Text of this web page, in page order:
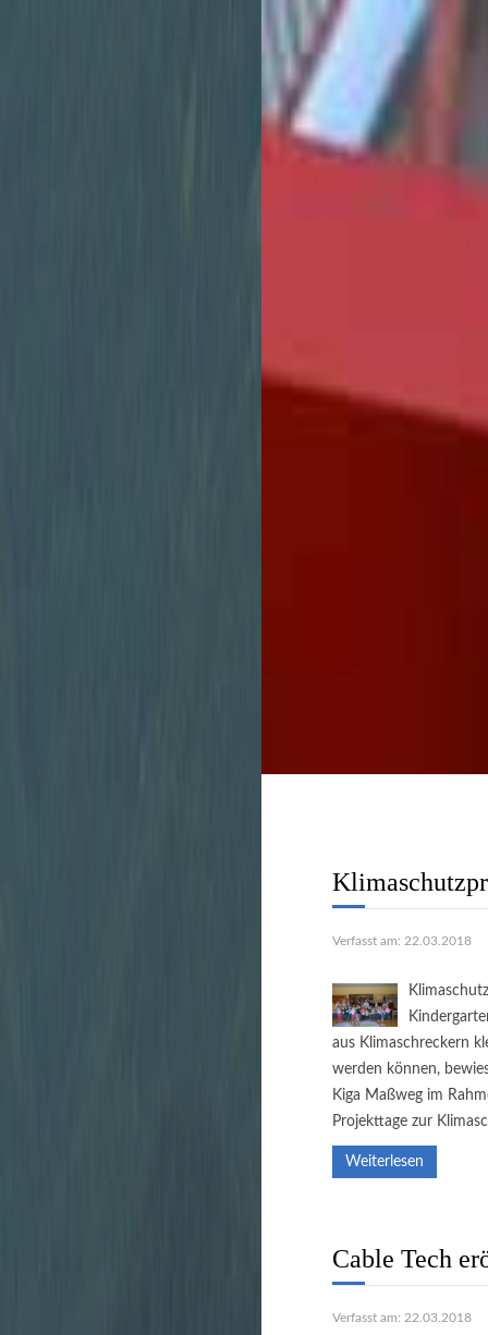
Verfasst am: 22.03.2018
aus Klimaschreckern
werden können,
Kiga Maßweg im
Projekttage zur
Weiterlesen
Cable Tech
Verfasst am: 22.03.2018